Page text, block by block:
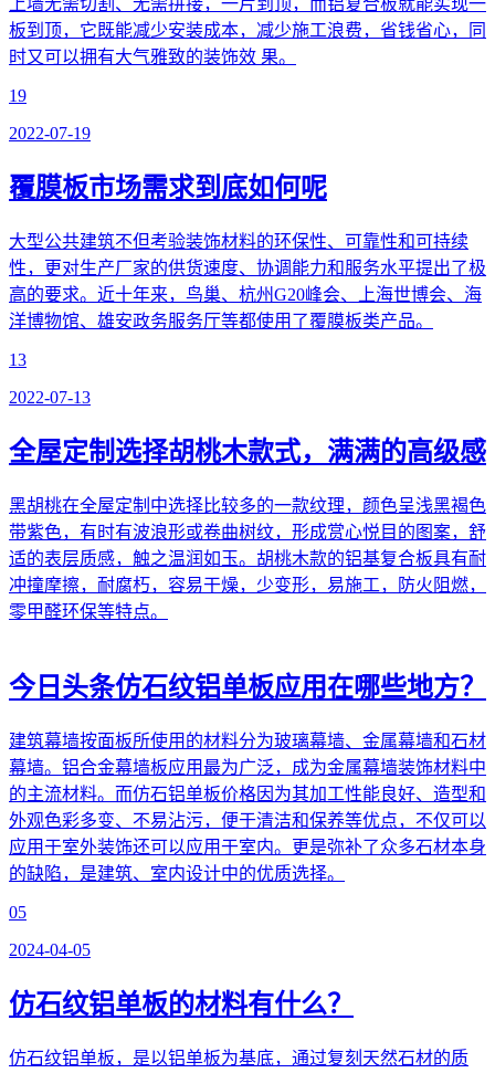
上墙无需切割、无需拼接，一片到顶，而铝复合板就能实现一
板到顶，它既能减少安装成本，减少施工浪费，省钱省心，同
时又可以拥有大气雅致的装饰效 果。
19
2022-07-19
覆膜板市场需求到底如何呢
大型公共建筑不但考验装饰材料的环保性、可靠性和可持续
性，更对生产厂家的供货速度、协调能力和服务水平提出了极
高的要求。近十年来，鸟巢、杭州G20峰会、上海世博会、海
洋博物馆、雄安政务服务厅等都使用了覆膜板类产品。
13
2022-07-13
全屋定制选择胡桃木款式，满满的高级感
黑胡桃在全屋定制中选择比较多的一款纹理，颜色呈浅黑褐色
带紫色，有时有波浪形或卷曲树纹，形成赏心悦目的图案，舒
适的表层质感，触之温润如玉。胡桃木款的铝基复合板具有耐
冲撞摩擦，耐腐朽，容易干燥，少变形，易施工，防火阻燃，
零甲醛环保等特点。
今日头条仿石纹铝单板应用在哪些地方？
建筑幕墙按面板所使用的材料分为玻璃幕墙、金属幕墙和石材
幕墙。铝合金幕墙板应用最为广泛，成为金属幕墙装饰材料中
的主流材料。而仿石铝单板价格因为其加工性能良好、造型和
外观色彩多变、不易沾污，便于清洁和保养等优点，不仅可以
应用于室外装饰还可以应用于室内。更是弥补了众多石材本身
的缺陷，是建筑、室内设计中的优质选择。
05
2024-04-05
仿石纹铝单板的材料有什么？
仿石纹铝单板，是以铝单板为基底，通过复刻天然石材的质